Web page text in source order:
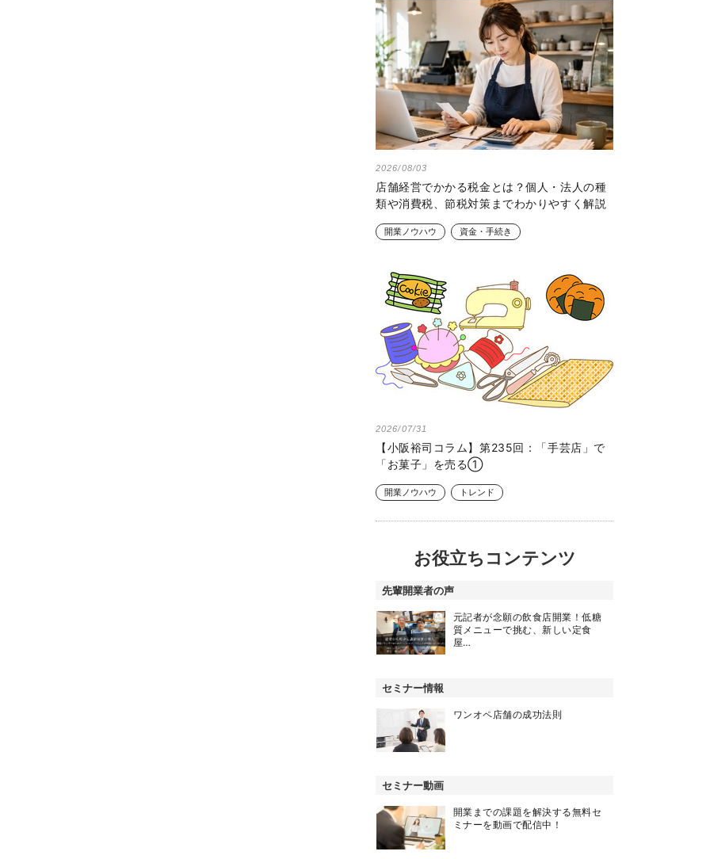
2026/08/03
店舗経営でかかる税金とは？個人・法人の種
類や消費税、節税対策までわかりやすく解説
開業ノウハウ 資金・手続き
2026/07/31
【小阪裕司コラム】第235回：「手芸店」で
「お菓子」を売る①
開業ノウハウ トレンド
お役立ちコンテンツ
先輩開業者の声
元記者が念願の飲食店開業！低糖
質メニューで挑む、新しい定食
屋…
セミナー情報
ワンオペ店舗の成功法則
セミナー動画
開業までの課題を解決する無料セ
ミナーを動画で配信中！